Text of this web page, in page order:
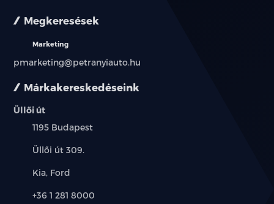
Fűthető vezetőülés
4 irányban állítható első utasülés
(két oldalsó fejtámlával)
Csomagtér világítás
Kalaptartó
Márkakereskedéseink
Üllői út
Település:
1195 Budapest
Cím:
Üllői út 309.
Márkák:
Kia, Ford
Telefon:
+36 1 281 8000
Megkeresések
Marketing
pmarketing@petranyiauto.hu